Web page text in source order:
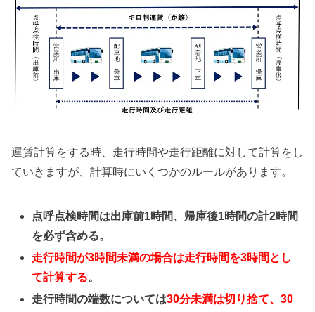
運賃計算をする時、走行時間や走行距離に対して計算をし
ていきますが、計算時にいくつかのルールがあります。
点呼点検時間は出庫前1時間、帰庫後1時間の計2時間
を必ず含める。
走行時間が3時間未満の場合は走行時間を3時間とし
て計算する。
走行時間の端数については30分未満は切り捨て、30